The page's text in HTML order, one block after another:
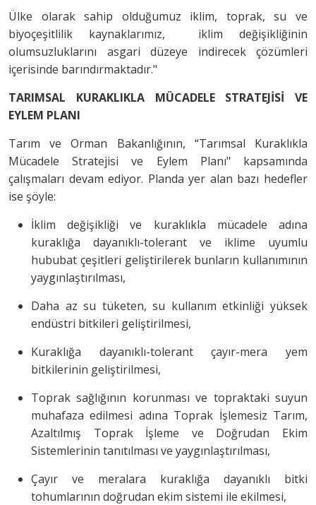
Ülke olarak sahip olduğumuz iklim, toprak, su ve
biyoçeşitlilik kaynaklarımız, iklim değişikliğinin
olumsuzluklarını asgari düzeye indirecek çözümleri
içerisinde barındırmaktadır."
TARIMSAL KURAKLIKLA MÜCADELE STRATEJİSİ VE
EYLEM PLANI
Tarım ve Orman Bakanlığının, “Tarımsal Kuraklıkla
Mücadele Stratejisi ve Eylem Planı" kapsamında
çalışmaları devam ediyor. Planda yer alan bazı hedefler
ise şöyle:
İklim değişikliği ve kuraklıkla mücadele adına
kuraklığa dayanıklı-tolerant ve iklime uyumlu
hububat çeşitleri geliştirilerek bunların kullanımının
yaygınlaştırılması,
Daha az su tüketen, su kullanım etkinliği yüksek
endüstri bitkileri geliştirilmesi,
Kuraklığa dayanıklı-tolerant çayır-mera yem
bitkilerinin geliştirilmesi,
Toprak sağlığının korunması ve topraktaki suyun
muhafaza edilmesi adına Toprak İşlemesiz Tarım,
Azaltılmış Toprak İşleme ve Doğrudan Ekim
Sistemlerinin tanıtılması ve yaygınlaştırılması,
Çayır ve meralara kuraklığa dayanıklı bitki
tohumlarının doğrudan ekim sistemi ile ekilmesi,